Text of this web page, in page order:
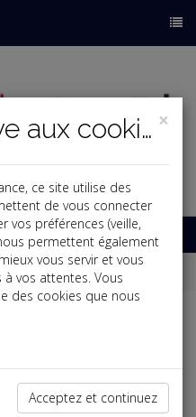
×
Politique relative aux cookies
ce site utilise des
de vous connecter
vos préférences (veille,
permettent également
vous servir et vous
vos attentes. Vous
des cookies que nous
Acceptez et continuez